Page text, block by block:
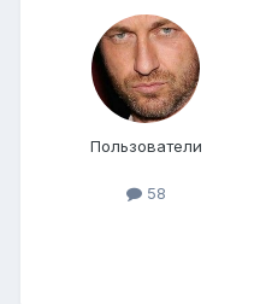
Пользователи
58